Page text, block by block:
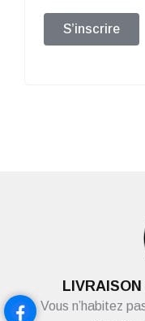
S’inscrire
Vous n’habitez